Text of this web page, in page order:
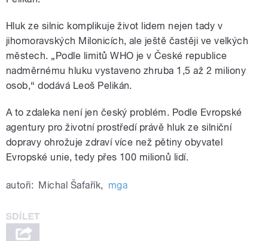
Hluk ze silnic komplikuje život lidem nejen tady v
jihomoravských Milonicích, ale ještě častěji ve velkých
městech. „Podle limitů WHO je v České republice
nadměrnému hluku vystaveno zhruba 1,5 až 2 miliony
osob,“ dodává Leoš Pelikán.
A to zdaleka není jen český problém. Podle Evropské
agentury pro životní prostředí právě hluk ze silniční
dopravy ohrožuje zdraví více než pětiny obyvatel
Evropské unie, tedy přes 100 milionů lidí.
autoři: Michal Šafařík, mga